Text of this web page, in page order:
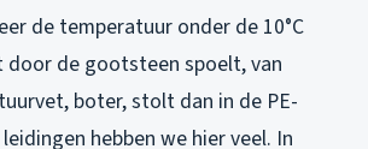
de temperatuur onder de 10°C
de gootsteen spoelt, van
boter, stolt dan in de PE-
hebben we hier veel. In